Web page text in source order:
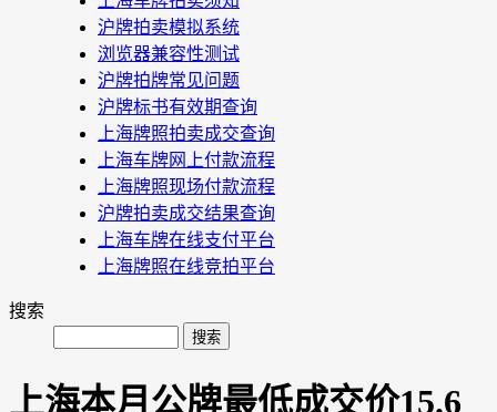
沪牌拍卖模拟系统
浏览器兼容性测试
沪牌拍牌常见问题
沪牌标书有效期查询
上海牌照拍卖成交查询
上海车牌网上付款流程
上海牌照现场付款流程
沪牌拍卖成交结果查询
上海车牌在线支付平台
上海牌照在线竞拍平台
搜索
上海本月公牌最低成交价15.6